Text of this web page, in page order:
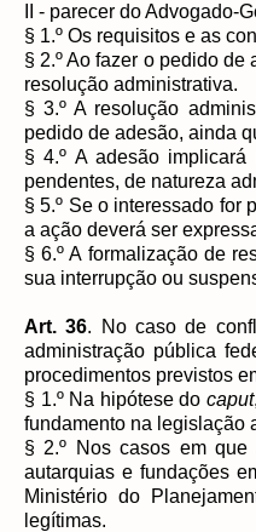
II - parecer do
§ 1.º Os requisitos e as
§ 2.º Ao fazer o pedido
resolução administrativa.
§ 3.º A resolução
pedido de adesão, ainda
§ 4.º A adesão
pendentes, de natureza
§ 5.º Se o interessado for
a ação deverá ser
§ 6.º A formalização de
sua interrupção ou
Art. 36. No caso de
administração pública
procedimentos previstos
§ 1.º Na hipótese do caput
fundamento na legislação
§ 2.º Nos casos em
autarquias e fundações
Ministério do
legítimas.